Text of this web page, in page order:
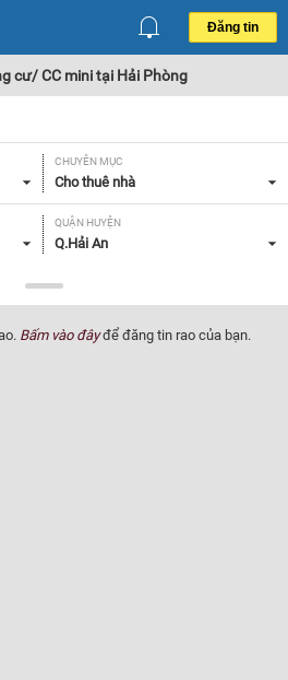
Đăng tin
cư/ CC mini tại Hải Phòng
CHUYÊN MỤC
Cho thuê nhà
QUẬN HUYỆN
Q.Hải An
DIỆN TÍCH
Tất cả
TIỆN ÍCH
Bấm vào đâyđể đăng tin rao của bạn.